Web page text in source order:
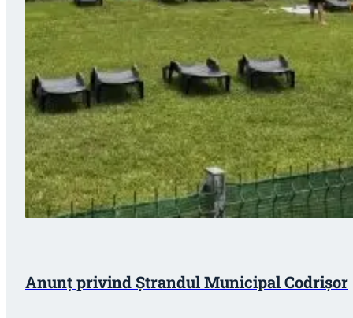
Anunț privind Ștrandul Municipal Codrișor